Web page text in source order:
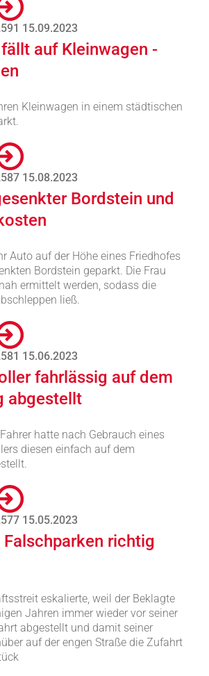
15.09.2023
auf Kleinwagen -
Kleinwagen in einem städtischen
15.08.2023
Bordstein und
Auto auf der Höhe eines Friedhofes
Bordstein geparkt. Die Frau
ermittelt werden, sodass die
ließ.
15.06.2023
fahrlässig auf dem
abgestellt
hatte nach Gebrauch eines
diesen einfach auf dem
15.05.2023
richtig
eskalierte, weil der Beklagte
Jahren immer wieder vor seiner
abgestellt und damit seiner
auf der engen Straße die Zufahrt